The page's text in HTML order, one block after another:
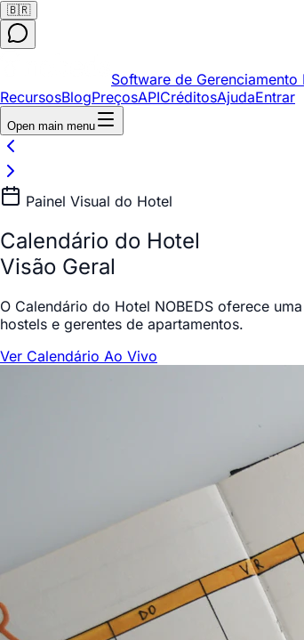
🇧🇷
Software de Gerenciamento
RecursosBlogPreçosAPICréditosAjudaEntrar
Open main menu
Painel Visual do Hotel
Calendário do Hotel
Visão Geral
O Calendário do Hotel NOBEDS oferece
hostels e gerentes de apartamentos.
Ver Calendário Ao Vivo